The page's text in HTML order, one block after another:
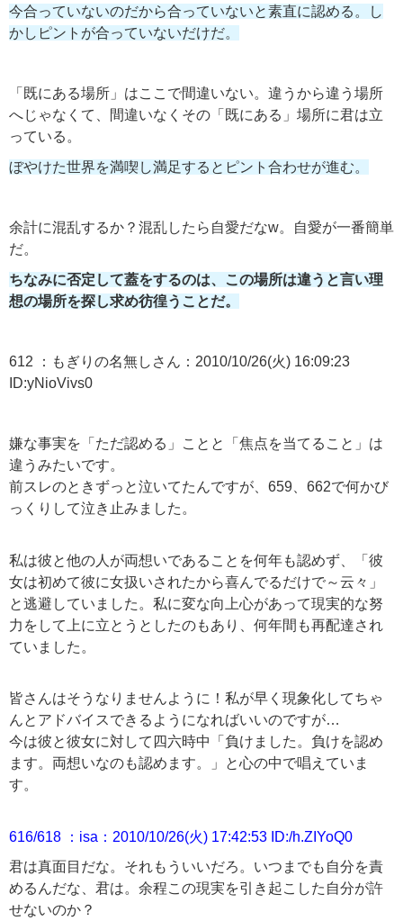
今合っていないのだから合っていないと素直に認める。し
かしピントが合っていないだけだ。
「既にある場所」はここで間違いない。違うから違う場所
へじゃなくて、間違いなくその「既にある」場所に君は立
っている。
ぼやけた世界を満喫し満足するとピント合わせが進む。
余計に混乱するか？混乱したら自愛だなw。自愛が一番簡単
だ。
ちなみに否定して蓋をするのは、この場所は違うと言い理
想の場所を探し求め彷徨うことだ。
612 ：もぎりの名無しさん：2010/10/26(火) 16:09:23
ID:yNioVivs0
嫌な事実を「ただ認める」ことと「焦点を当てること」は
違うみたいです。
前スレのときずっと泣いてたんですが、659、662で何かび
っくりして泣き止みました。
私は彼と他の人が両想いであることを何年も認めず、「彼
女は初めて彼に女扱いされたから喜んでるだけで～云々」
と逃避していました。私に変な向上心があって現実的な努
力をして上に立とうとしたのもあり、何年間も再配達され
ていました。
皆さんはそうなりませんように！私が早く現象化してちゃ
んとアドバイスできるようになればいいのですが…
今は彼と彼女に対して四六時中「負けました。負けを認め
ます。両想いなのも認めます。」と心の中で唱えていま
す。
616/618 ：isa：2010/10/26(火) 17:42:53 ID:/h.ZIYoQ0
君は真面目だな。それもういいだろ。いつまでも自分を責
めるんだな、君は。余程この現実を引き起こした自分が許
せないのか？